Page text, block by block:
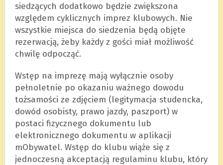
siedzących dodatkowo będzie zwiększona
względem cyklicznych imprez klubowych. Nie
wszystkie miejsca do siedzenia będą objęte
rezerwacją, żeby każdy z gości miał możliwość
chwilę odpocząć.
Wstęp na imprezę mają wyłącznie osoby
pełnoletnie po okazaniu ważnego dowodu
tożsamości ze zdjęciem (legitymacja studencka,
dowód osobisty, prawo jazdy, paszport) w
postaci fizycznego dokumentu lub
elektronicznego dokumentu w aplikacji
mObywatel. Wstęp do klubu wiąże się z
jednoczesną akceptacją regulaminu klubu, który